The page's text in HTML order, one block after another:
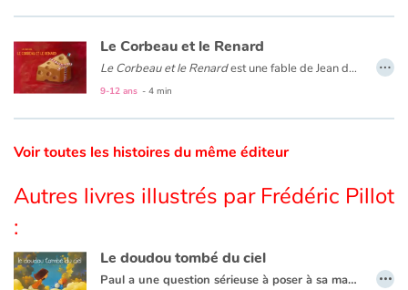
Catalogue anglais
Contraste +
Famille
Le Corbeau et le Renard
Le Corbeau et le Renardest une fable de Jean de La Fontaine qui illustre le caractère malin du renard, repris dans bon nombre d’histoires pour enfants.
9-12 ans - 4 min
…
Voir toutes les histoires du même éditeur
Autres livres illustrés par Frédéric Pillot
:
Le doudou tombé du ciel
Paul a une question sérieuse à poser à sa maman, comment fait-on les doudous ? Celle-ci va lui raconter la naissance des doudous, mais Paul doit l'aider. Il imagine qui les colore, qui leur donne leur forme et qui les descend du ciel. Maintenant qu'il connaît le secret des doudous, Paul s'endort pour faire des rêves tout en couleurs. …